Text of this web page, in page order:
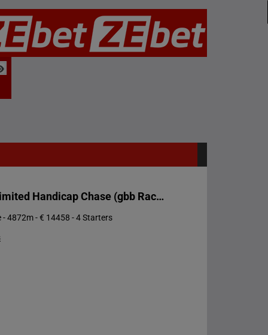
Novices' Limited Handicap Chase (gbb Race)
- 4872m - € 14458 - 4 Starters